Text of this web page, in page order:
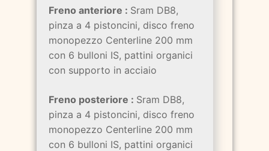
Freno anteriore : Sram DB8,
pinza a 4 pistoncini, disco freno
monopezzo Centerline 200 mm
con 6 bulloni IS, pattini organici
con supporto in acciaio
Freno posteriore : Sram DB8,
pinza a 4 pistoncini, disco freno
monopezzo Centerline 200 mm
con 6 bulloni IS, pattini organici